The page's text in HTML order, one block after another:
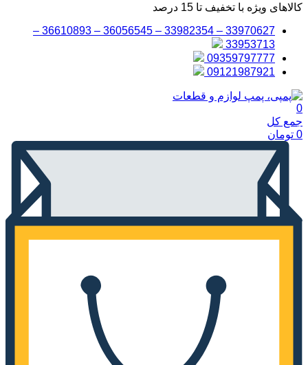
کالاهای ویژه با تخفیف تا 15 درصد
33970627 – 33982354 – 36056545 – 36610893 –
33953713
09359797777
09121987921
0
جمع کل
0 تومان